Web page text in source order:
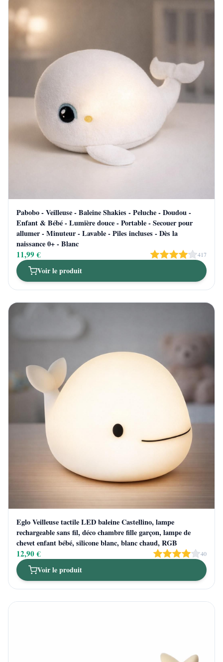
Pabobo - Veilleuse - Baleine Shakies - Peluche - Doudou -
Enfant & Bébé - Lumière douce - Portable - Secouer pour
allumer - Minuteur - Lavable - Piles incluses - Dès la
naissance 0+ - Blanc
11,99 € 417
Voir le produit
Eglo Veilleuse tactile LED baleine Castellino, lampe
rechargeable sans fil, déco chambre fille garçon, lampe de
chevet enfant bébé, silicone blanc, blanc chaud, RGB
12,90 € 40
Voir le produit